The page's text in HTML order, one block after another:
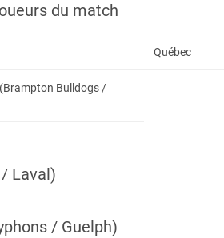
du match
Québec
Bulldogs /
Laval)
/ Guelph)